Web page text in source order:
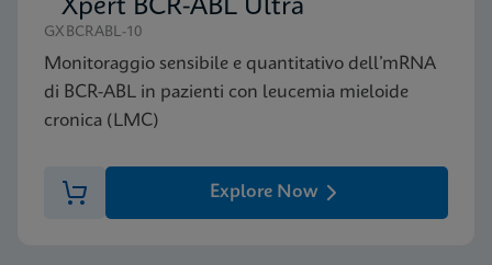
Xpert BCR-ABL Ultra
GXBCRABL-10
Monitoraggio sensibile e quantitativo dell’mRNA
di BCR-ABL in pazienti con leucemia mieloide
cronica (LMC)
Explore Now